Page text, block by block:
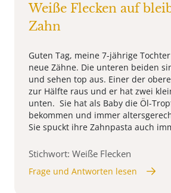
Weiße Flecken auf
Zahn
Guten Tag, meine 7-jährige
neue Zähne. Die unteren beiden
und sehen top aus. Einer der
zur Hälfte raus und er hat zwei
unten. Sie hat als Baby die Öl-
bekommen und immer
Sie spuckt ihre Zahnpasta auch
Stichwort: Weiße Flecken
Frage und Antworten lesen